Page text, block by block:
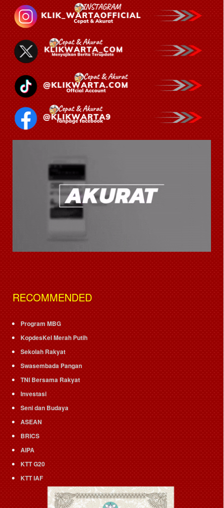
RECOMMENDED
Program MBG
KopdesKel Merah Putih
Sekolah Rakyat
Swasembada Pangan
TNI Bersama Rakyat
Investasi
Seni dan Budaya
ASEAN
BRICS
AIPA
KTT G20
KTT IAF